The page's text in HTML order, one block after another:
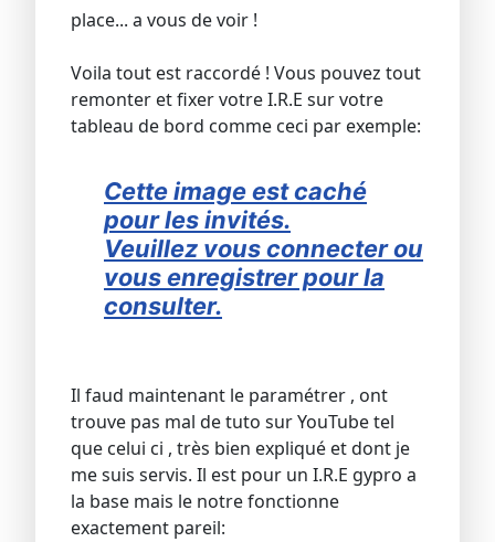
place... a vous de voir !
Voila tout est raccordé ! Vous pouvez tout
remonter et fixer votre I.R.E sur votre
tableau de bord comme ceci par exemple:
Cette image est caché
pour les invités.
Veuillez vous connecter ou
vous enregistrer pour la
consulter.
Il faud maintenant le paramétrer , ont
trouve pas mal de tuto sur YouTube tel
que celui ci , très bien expliqué et dont je
me suis servis. Il est pour un I.R.E gypro a
la base mais le notre fonctionne
exactement pareil: